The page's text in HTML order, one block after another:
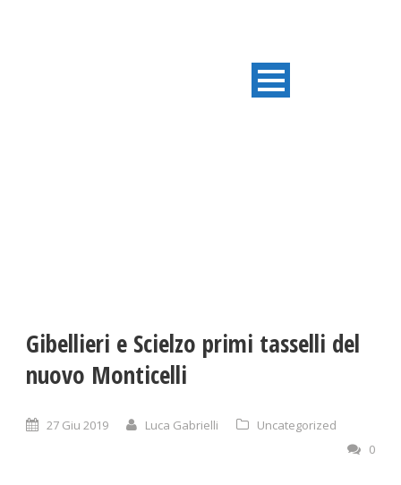
Gibellieri e Scielzo primi tasselli del
nuovo Monticelli
27 Giu 2019 Luca Gabrielli
Uncategorized
0